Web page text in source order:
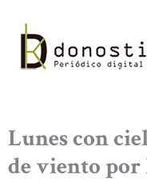
contenido
Lunes con
de viento por